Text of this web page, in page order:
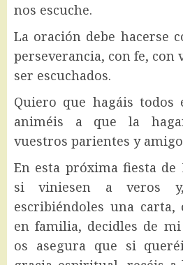
nos escuche.
La oración debe hacerse
perseverancia, con fe, con
ser escuchados.
Quiero que hagáis todos
animéis a que la
vuestros parientes y
En esta próxima fiesta
si viniesen a veros
escribiéndoles una carta,
en familia, decidles de
os asegura que si